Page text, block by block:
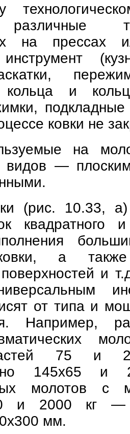
различные
на прессах
кольца и
ковки не
на
видов —
(рис. 10.33,
квадратного и
а
и
от типа и
Например,
75 и
145x65
молотов с
и 2000 кг —
мм.